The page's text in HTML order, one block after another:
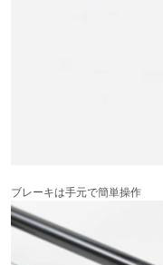
ブレーキは手元で簡単操作